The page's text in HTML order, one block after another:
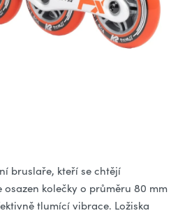
bruslaře, kteří se chtějí
kolečky o průměru 80 mm
tlumící vibrace. Ložiska